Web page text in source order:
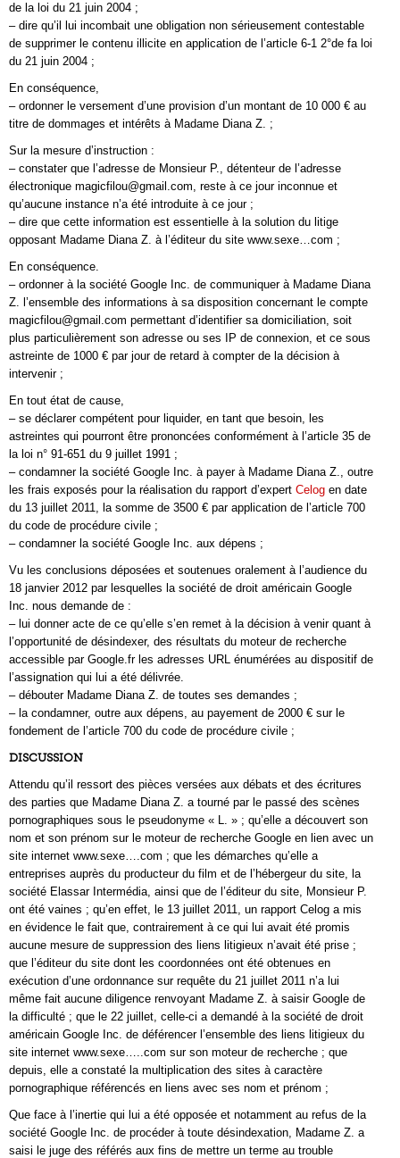
de la loi du 21 juin 2004 ;
– dire qu’il lui incombait une obligation non sérieusement contestable
de supprimer le contenu illicite en application de l’article 6-1 2°de fa loi
du 21 juin 2004 ;
En conséquence,
– ordonner le versement d’une provision d’un montant de 10 000 € au
titre de dommages et intérêts à Madame Diana Z. ;
Sur la mesure d’instruction :
– constater que l’adresse de Monsieur P., détenteur de l’adresse
électronique magicfilou@gmail.com, reste à ce jour inconnue et
qu’aucune instance n’a été introduite à ce jour ;
– dire que cette information est essentielle à la solution du litige
opposant Madame Diana Z. à l’éditeur du site www.sexe…com ;
En conséquence.
– ordonner à la société Google Inc. de communiquer à Madame Diana
Z. l’ensemble des informations à sa disposition concernant le compte
magicfilou@gmail.com permettant d’identifier sa domiciliation, soit
plus particulièrement son adresse ou ses IP de connexion, et ce sous
astreinte de 1000 € par jour de retard à compter de la décision à
intervenir ;
En tout état de cause,
– se déclarer compétent pour liquider, en tant que besoin, les
astreintes qui pourront être prononcées conformément à l’article 35 de
la loi n° 91-651 du 9 juillet 1991 ;
– condamner la société Google Inc. à payer à Madame Diana Z., outre
les frais exposés pour la réalisation du rapport d’expert Celog en date
du 13 juillet 2011, la somme de 3500 € par application de l’article 700
du code de procédure civile ;
– condamner la société Google Inc. aux dépens ;
Vu les conclusions déposées et soutenues oralement à l’audience du
18 janvier 2012 par lesquelles la société de droit américain Google
Inc. nous demande de :
– lui donner acte de ce qu’elle s’en remet à la décision à venir quant à
l’opportunité de désindexer, des résultats du moteur de recherche
accessible par Google.fr les adresses URL énumérées au dispositif de
l’assignation qui lui a été délivrée.
– débouter Madame Diana Z. de toutes ses demandes ;
– la condamner, outre aux dépens, au payement de 2000 € sur le
fondement de l’article 700 du code de procédure civile ;
DISCUSSION
Attendu qu’il ressort des pièces versées aux débats et des écritures
des parties que Madame Diana Z. a tourné par le passé des scènes
pornographiques sous le pseudonyme « L. » ; qu’elle a découvert son
nom et son prénom sur le moteur de recherche Google en lien avec un
site internet www.sexe….com ; que les démarches qu’elle a
entreprises auprès du producteur du film et de l’hébergeur du site, la
société Elassar Intermédia, ainsi que de l’éditeur du site, Monsieur P.
ont été vaines ; qu’en effet, le 13 juillet 2011, un rapport Celog a mis
en évidence le fait que, contrairement à ce qui lui avait été promis
aucune mesure de suppression des liens litigieux n’avait été prise ;
que l’éditeur du site dont les coordonnées ont été obtenues en
exécution d’une ordonnance sur requête du 21 juillet 2011 n’a lui
même fait aucune diligence renvoyant Madame Z. à saisir Google de
la difficulté ; que le 22 juillet, celle-ci a demandé à la société de droit
américain Google Inc. de déférencer l’ensemble des liens litigieux du
site internet www.sexe…..com sur son moteur de recherche ; que
depuis, elle a constaté la multiplication des sites à caractère
pornographique référencés en liens avec ses nom et prénom ;
Que face à l’inertie qui lui a été opposée et notamment au refus de la
société Google Inc. de procéder à toute désindexation, Madame Z. a
saisi le juge des référés aux fins de mettre un terme au trouble